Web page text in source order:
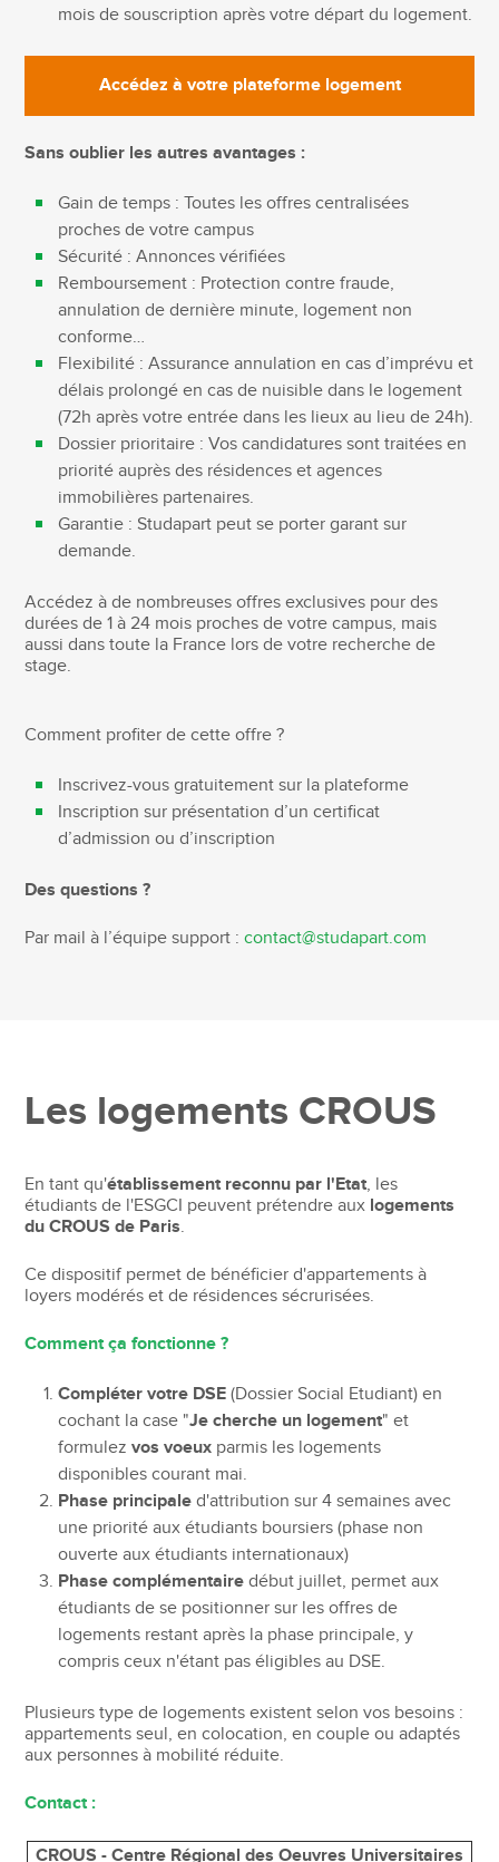
mois de souscription après votre départ du logement.
Accédez à votre plateforme logement
Sans oublier les autres avantages :
Gain de temps : Toutes les offres centralisées
proches de votre campus
​Sécurité : Annonces vérifiées
Remboursement : Protection contre fraude,
annulation de dernière minute, logement non
conforme…
Flexibilité : Assurance annulation en cas d’imprévu et
délais prolongé en cas de nuisible dans le logement
(72h après votre entrée dans les lieux au lieu de 24h).
Dossier prioritaire : Vos candidatures sont traitées en
priorité auprès des résidences et agences
immobilières partenaires.
Garantie : Studapart peut se porter garant sur
demande.
Accédez à de nombreuses offres exclusives pour des
durées de 1 à 24 mois proches de votre campus, mais
aussi dans toute la France lors de votre recherche de
stage.
Comment profiter de cette offre ?
Inscrivez-vous gratuitement sur la plateforme
Inscription sur présentation d’un certificat
d’admission ou d’inscription
Des questions ?
Par mail à l’équipe support :contact@studapart.com
Les logements CROUS
En tant qu'établissement reconnu par l'Etat, les
étudiants de l'ESGCI peuvent prétendre aux logements
du CROUS de Paris.
Ce dispositif permet de bénéficier d'appartements à
loyers modérés et de résidences sécrurisées.
Comment ça fonctionne ?
Compléter votre DSE (Dossier Social Etudiant) en
cochant la case "Je cherche un logement" et
formulezvos voeux parmis les logements
disponibles courant mai.
Phase principale d'attribution sur 4 semaines avec
une priorité aux étudiants boursiers (phase non
ouverte aux étudiants internationaux)
Phase complémentaire début juillet, permet aux
étudiants de se positionner sur les offres de
logements restant après la phase principale, y
compris ceux n'étant pas éligibles au DSE.
Plusieurs type de logements existent selon vos besoins :
appartements seul, en colocation, en couple ou adaptés
aux personnes à mobilité réduite.
Contact :
CROUS - Centre Régional des Oeuvres Universitaires